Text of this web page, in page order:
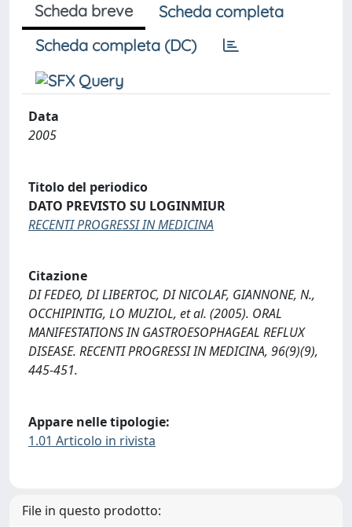
Scheda breve
Scheda completa
Scheda completa (DC)
Data
2005
Titolo del periodico
DATO PREVISTO SU LOGINMIUR
RECENTI PROGRESSI IN MEDICINA
Citazione
DI FEDEO, DI LIBERTOC, DI NICOLAF, GIANNONE, N.,
OCCHIPINTIG, LO MUZIOL, et al. (2005). ORAL
MANIFESTATIONS IN GASTROESOPHAGEAL REFLUX
DISEASE. RECENTI PROGRESSI IN MEDICINA, 96(9)(9),
445-451.
Appare nelle tipologie:
1.01 Articolo in rivista
File in questo prodotto: